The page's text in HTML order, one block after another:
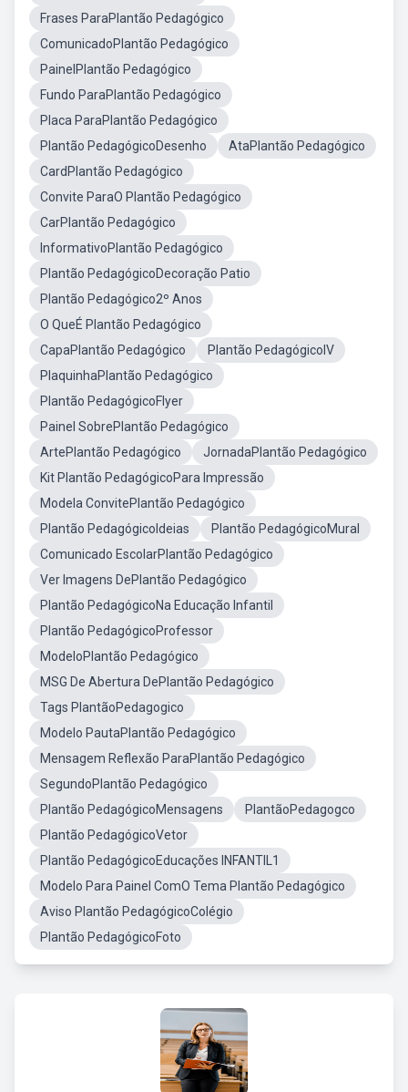
Frases ParaPlantão Pedagógico
ComunicadoPlantão Pedagógico
PainelPlantão Pedagógico
Fundo ParaPlantão Pedagógico
Placa ParaPlantão Pedagógico
Plantão PedagógicoDesenho
AtaPlantão Pedagógico
CardPlantão Pedagógico
Convite ParaO Plantão Pedagógico
CarPlantão Pedagógico
InformativoPlantão Pedagógico
Plantão PedagógicoDecoração Patio
Plantão Pedagógico2º Anos
O QueÉ Plantão Pedagógico
CapaPlantão Pedagógico
Plantão PedagógicoIV
PlaquinhaPlantão Pedagógico
Plantão PedagógicoFlyer
Painel SobrePlantão Pedagógico
ArtePlantão Pedagógico
JornadaPlantão Pedagógico
Kit Plantão PedagógicoPara Impressão
Modela ConvitePlantão Pedagógico
Plantão PedagógicoIdeias
Plantão PedagógicoMural
Comunicado EscolarPlantão Pedagógico
Ver Imagens DePlantão Pedagógico
Plantão PedagógicoNa Educação Infantil
Plantão PedagógicoProfessor
ModeloPlantão Pedagógico
MSG De Abertura DePlantão Pedagógico
Tags PlantãoPedagogico
Modelo PautaPlantão Pedagógico
Mensagem Reflexão ParaPlantão Pedagógico
SegundoPlantão Pedagógico
Plantão PedagógicoMensagens
PlantãoPedagogco
Plantão PedagógicoVetor
Plantão PedagógicoEducações INFANTIL1
Modelo Para Painel ComO Tema Plantão Pedagógico
Aviso Plantão PedagógicoColégio
Plantão PedagógicoFoto